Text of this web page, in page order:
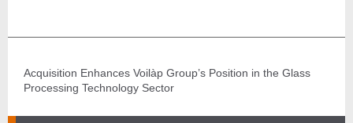
Acquisition Enhances Voilàp Group’s Position in the Glass
Processing Technology Sector